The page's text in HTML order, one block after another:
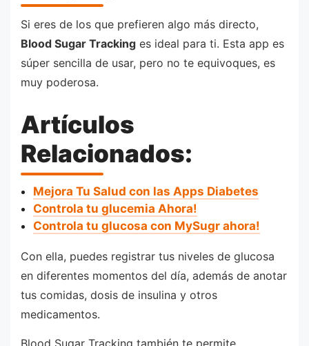
Si eres de los que prefieren algo más directo,
Blood Sugar Tracking es ideal para ti. Esta app es
súper sencilla de usar, pero no te equivoques, es
muy poderosa.
Artículos
Relacionados:
Mejora Tu Salud con las Apps Diabetes
Controla tu glucemia Ahora!
Controla tu glucosa con MySugr ahora!
Con ella, puedes registrar tus niveles de glucosa
en diferentes momentos del día, además de anotar
tus comidas, dosis de insulina y otros
medicamentos.
Blood Sugar Tracking también te permite